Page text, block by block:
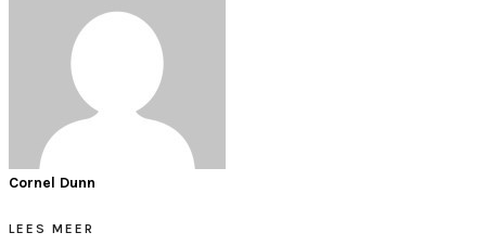
Cornel Dunn
LEES MEER